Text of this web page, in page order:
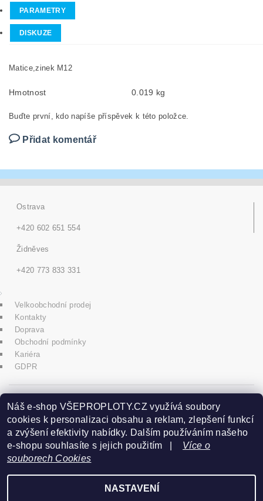
PARAMETRY
DISKUZE
Matice,zinek M12
Hmotnost 0.019 kg
Buďte první, kdo napíše příspěvek k této položce.
Přidat komentář
Ostrava
+420 602 651 554
Židněves
+420 773 833 331
Velkoobchodní prodej
Kontakty
Doprava
Obchodní podmínky
Kariéra
GDPR
icons8.com
Praha - Herink
+420 606 020 266
Náš e-shop VŠEPROPLOTY.CZ využívá soubory
cookies k personalizaci obsahu a reklam, zlepšení funkcí
a zvýšení efektivity nabídky. Dalším používáním našeho
e-shopu souhlasíte s jejich použitím | Více o
souborech Cookies
NASTAVENÍ